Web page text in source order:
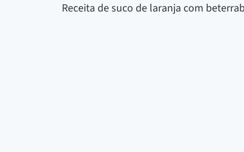
Receita de suco de laranja com